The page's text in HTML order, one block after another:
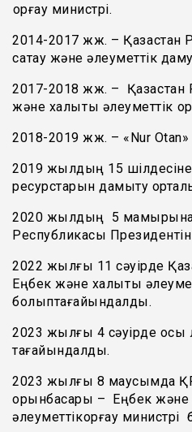
қорғау министрі.
2014-2017 жж. – Қазақстан
сақтау және әлеуметтік
2017-2018 жж. – Қазақстан
және халықты әлеуметтік
2018-2019 жж. – «Nur
2019 жылдың 15
ресурстарын дамыту
2020 жылдың 5 мамырынан
Республикасы
2022 жылғы 11 сәуірде
Еңбек және халықты
болыптағайындалды.
2023 жылғы 4 сәуірде осы
тағайындалды.
2023 жылғы 8 маусымда
орынбасары – Еңбек және
әлеуметтікқорғау